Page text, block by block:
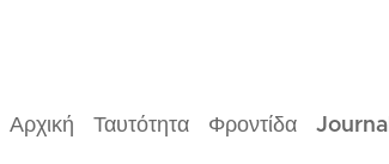
Αρχική Ταυτότητα Φροντίδα Journal